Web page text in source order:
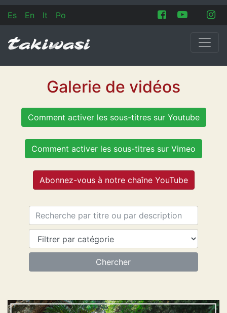
Es En It Po
Galerie de vidéos
Comment activer les sous-titres sur Youtube
Comment activer les sous-titres sur Vimeo
Abonnez-vous à notre chaîne YouTube